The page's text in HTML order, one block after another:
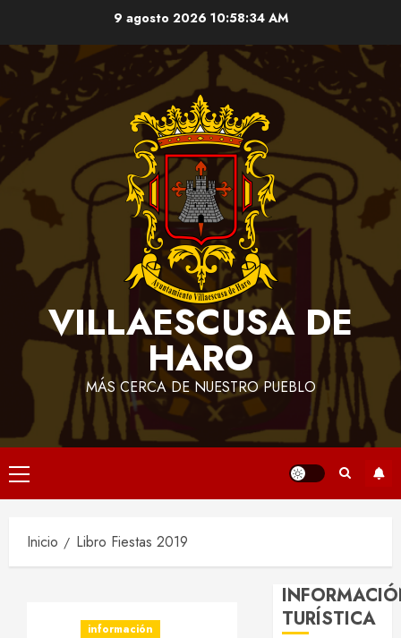
contenido
9 agosto 2026 10:58:35 AM
VILLAESCUSA DE
HARO
MÁS CERCA DE NUESTRO PUEBLO
Menú
principal
Inicio Libro Fiestas 2019
información
TURÍSTICA